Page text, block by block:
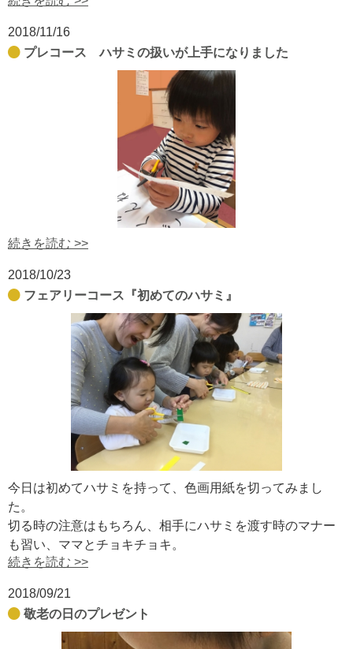
2018/11/16
プレコース ハサミの扱いが上手になりました
続きを読む >>
2018/10/23
フェアリーコース『初めてのハサミ』
今日は初めてハサミを持って、色画用紙を切ってみまし
た。
切る時の注意はもちろん、相手にハサミを渡す時のマナー
も習い、ママとチョキチョキ。
続きを読む >>
2018/09/21
敬老の日のプレゼント